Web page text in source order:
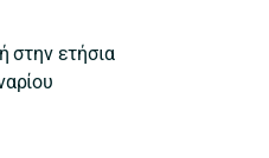
στην ετήσια